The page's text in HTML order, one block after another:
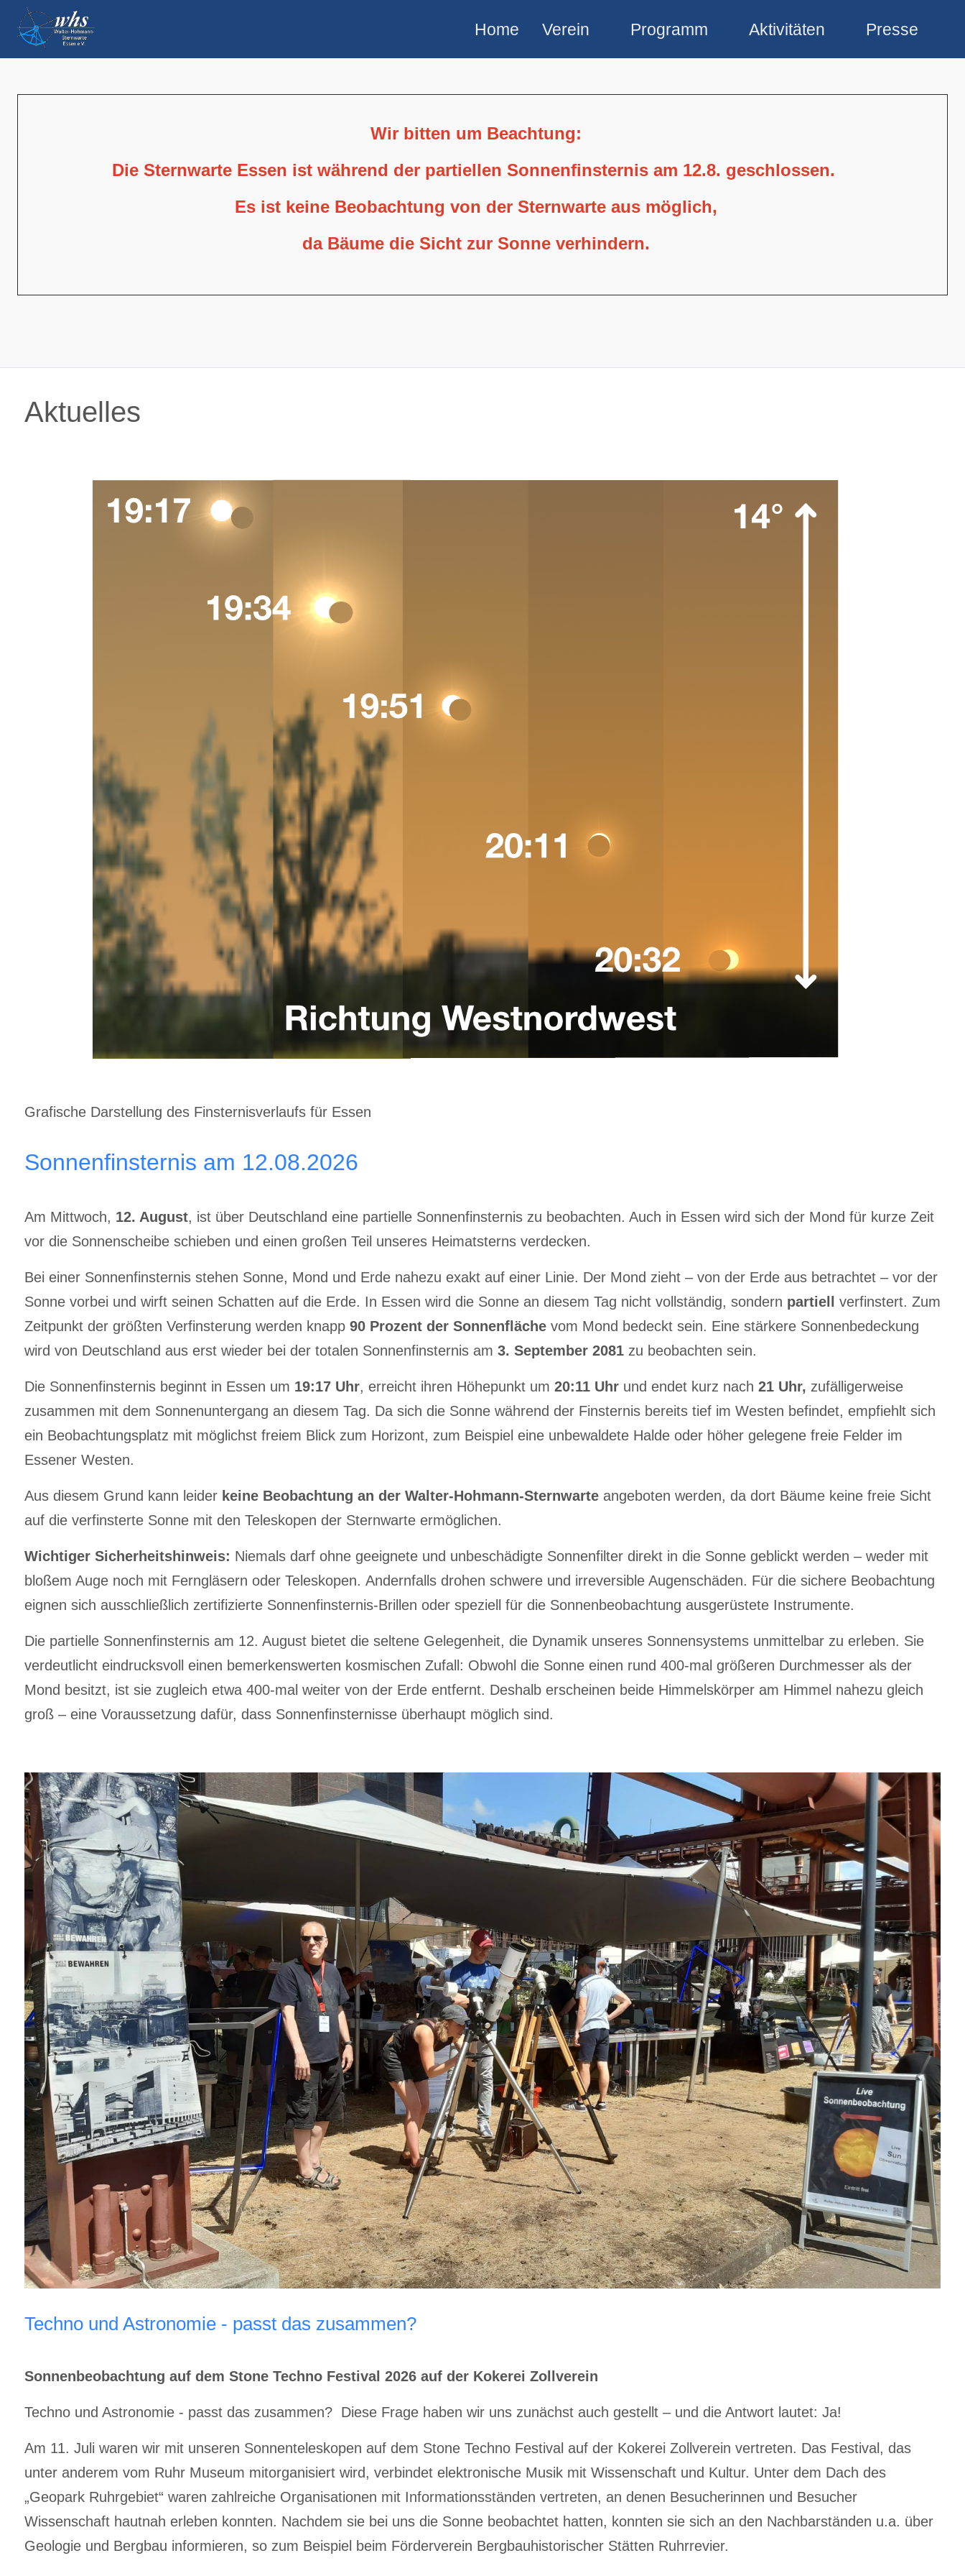
Home Verein Programm Aktivitäten Presse
Wir bitten um Beachtung:
Die Sternwarte Essen ist während der partiellen Sonnenfinsternis am 12.8. geschlossen.
Es ist keine Beobachtung von der Sternwarte aus möglich,
da Bäume die Sicht zur Sonne verhindern.
Aktuelles
Grafische Darstellung des Finsternisverlaufs für Essen
Sonnenfinsternis am 12.08.2026
Am Mittwoch, 12. August, ist über Deutschland eine partielle Sonnenfinsternis zu beobachten. Auch in Essen wird sich der Mond für kurze Zeit
vor die Sonnenscheibe schieben und einen großen Teil unseres Heimatsterns verdecken.
Bei einer Sonnenfinsternis stehen Sonne, Mond und Erde nahezu exakt auf einer Linie. Der Mond zieht – von der Erde aus betrachtet – vor der
Sonne vorbei und wirft seinen Schatten auf die Erde. In Essen wird die Sonne an diesem Tag nicht vollständig, sondern partiell
verfinstert. Zum
Zeitpunkt der größten Verfinsterung werden knapp 90 Prozent der Sonnenfläche vom Mond bedeckt sein. Eine stärkere Sonnenbedeckung
wird von Deutschland aus erst wieder bei der totalen Sonnenfinsternis am 3. September 2081 zu beobachten sein.
Die Sonnenfinsternis beginnt in Essen um 19:17 Uhr, erreicht ihren Höhepunkt um 20:11 Uhr und endet kurz nach 21 Uhr, zufälligerweise
zusammen mit dem Sonnenuntergang an diesem Tag. Da sich die Sonne während der Finsternis bereits tief im Westen befindet, empfiehlt sich
ein Beobachtungsplatz mit möglichst freiem Blick zum Horizont, zum Beispiel eine unbewaldete Halde oder höher gelegene freie Felder im
Essener Westen.
Aus diesem Grund kann leider keine Beobachtung an der Walter-Hohmann-Sternwarte angeboten werden, da dort Bäume keine freie Sicht
auf die verfinsterte Sonne mit den Teleskopen der Sternwarte ermöglichen.
Wichtiger Sicherheitshinweis: Niemals darf ohne geeignete und unbeschädigte Sonnenfilter direkt in die Sonne geblickt werden – weder mit
bloßem Auge noch mit Ferngläsern oder Teleskopen. Andernfalls drohen schwere und irreversible Augenschäden. Für die sichere Beobachtung
eignen sich ausschließlich zertifizierte Sonnenfinsternis-Brillen oder speziell für die Sonnenbeobachtung ausgerüstete Instrumente.
Die partielle Sonnenfinsternis am 12. August bietet die seltene Gelegenheit, die Dynamik unseres Sonnensystems unmittelbar zu erleben. Sie
verdeutlicht eindrucksvoll einen bemerkenswerten kosmischen Zufall: Obwohl die Sonne einen rund 400-mal größeren Durchmesser als der
Mond besitzt, ist sie zugleich etwa 400-mal weiter von der Erde entfernt. Deshalb erscheinen beide Himmelskörper am Himmel nahezu gleich
groß – eine Voraussetzung dafür, dass Sonnenfinsternisse überhaupt möglich sind.
Techno und Astronomie - passt das zusammen?
Sonnenbeobachtung auf dem Stone Techno Festival 2026 auf der Kokerei Zollverein
Techno und Astronomie - passt das zusammen? Diese Frage haben wir uns zunächst auch gestellt – und die Antwort lautet: Ja!
Am 11. Juli waren wir mit unseren Sonnenteleskopen auf dem Stone Techno Festival auf der Kokerei Zollverein vertreten. Das Festival, das
unter anderem vom Ruhr Museum mitorganisiert wird, verbindet elektronische Musik mit Wissenschaft und Kultur. Unter dem Dach des
„Geopark Ruhrgebiet“ waren zahlreiche Organisationen mit Informationsständen vertreten, an denen Besucherinnen und Besucher
Wissenschaft hautnah erleben konnten. Nachdem sie bei uns die Sonne beobachtet hatten, konnten sie sich an den Nachbarständen u.a. über
Geologie und Bergbau informieren, so zum Beispiel beim Förderverein Bergbauhistorischer Stätten Ruhrrevier.